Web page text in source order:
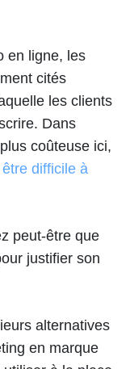
en ligne, les
cités
les clients
Dans
coûteuse ici,
difficile à
peut-être que
justifier son
alternatives
en marque